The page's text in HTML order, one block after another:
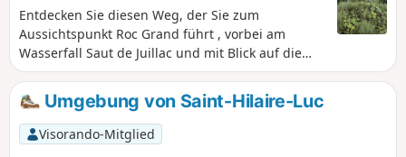
Entdecken Sie diesen Weg, der Sie zum
Aussichtspunkt Roc Grand führt , vorbei am
Wasserfall Saut de Juillac und mit Blick auf die
Monts du Cantal. Und entdecken Sie einen der
schönsten Aussichtspunkte auf die Schluchten
der Dordogne mit einem Blickwinkel von fast
180°. Mit etwas Glück können Sie einen
Raubvogel über den Schluchten beobachten.
Umgebung von Saint-Hilaire-Luc
Visorando-Mitglied